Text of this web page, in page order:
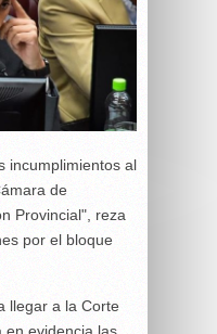
incumplimientos al
de
Provincial", reza
por el bloque
llegar a la Corte
en evidencia las